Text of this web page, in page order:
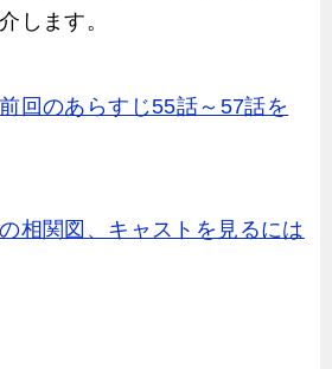
します。
回のあらすじ55話～57話を
相関図、キャストを見るには